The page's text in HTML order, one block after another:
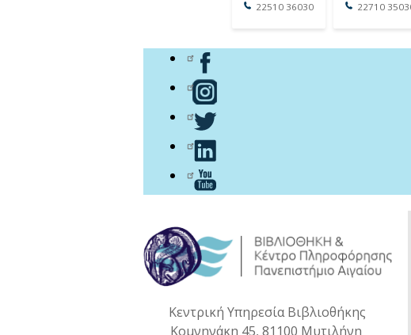
22510 36030
22710
Κεντρική Υπηρεσία Βιβλιοθήκης
Κομνηνάκη 45, 81100 Μυτιλήνη